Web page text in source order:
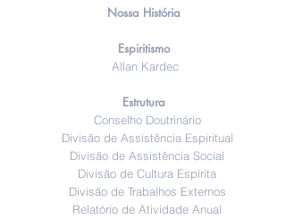
Nossa História
Espiritismo
Allan Kardec
Estrutura
Conselho Doutrinário
Divisão de Assistência Espiritual
Divisão de Assistência Social
Divisão de Cultura Espírita
Divisão de Trabalhos Externos
Relatório de Atividade Anual